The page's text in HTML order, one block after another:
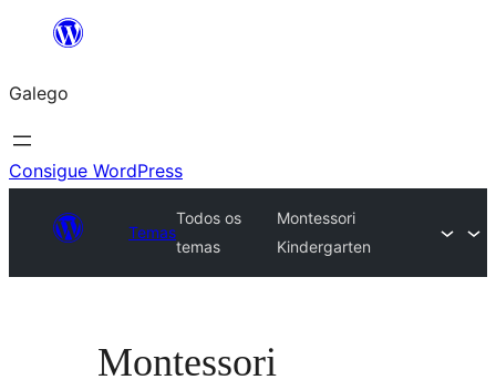
Saltar
contido
Galego
Consigue WordPress
Temas
Todos os
temas
Montessori
Kindergarten
Montessori